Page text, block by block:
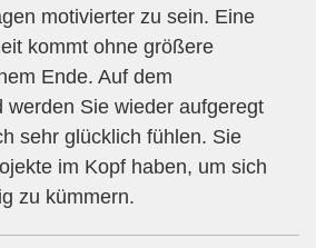
motivierter zu sein. Eine
kommt ohne größere
Ende. Auf dem
werden Sie wieder aufgeregt
sehr glücklich fühlen. Sie
im Kopf haben, um sich
zu kümmern.